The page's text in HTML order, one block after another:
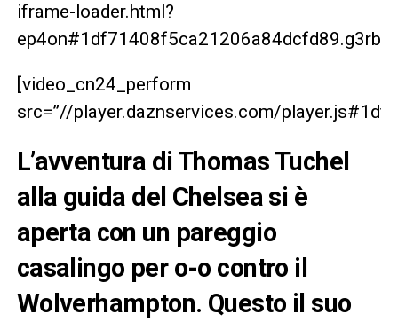
iframe-loader.html?
[video_cn24_perform
src=”//player.daznservices.com/
L’avventura di Thomas Tuchel
alla guida del Chelsea si è
aperta con un pareggio
casalingo per o-o contro il
Wolverhampton. Questo il suo